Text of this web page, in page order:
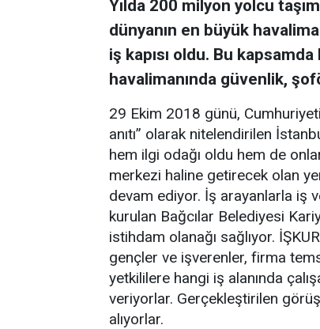
Yılda 200 milyon yolcu
dünyanın en büyük
iş kapısı oldu. Bu
havalimanında güvenlik,
29 Ekim 2018 günü,
anıtı” olarak nitelendirilen
hem ilgi odağı oldu hem de
merkezi haline getirecek olan
devam ediyor. İş arayanlarla iş
kurulan Bağcılar Belediyesi
istihdam olanağı sağlıyor.
gençler ve işverenler, firma
yetkililere hangi iş alanında
veriyorlar. Gerçekleştirilen
alıyorlar.